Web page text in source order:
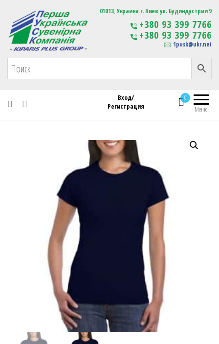
Первая Украинская Сувенирная Компания Изготовление
сувенирной продукции
с логотипом
01013, Украина г. Киев ул. Будиндустрии 9
+380 93 399 7766
+380 93 399 7766
1pusk@ukr.net
Меню
0
Вход/
Регистрация